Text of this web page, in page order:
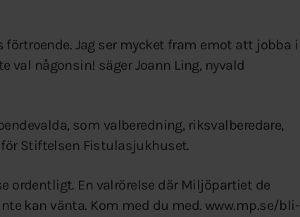
Jag ser mycket fram emot att jobba i
någonsin! säger Joann Ling, nyvald
som valberedning, riksvalberedare,
Stiftelsen Fistulasjukhuset.
ordentligt. En valrörelse där Miljöpartiet de
kan vänta. Kom med du med. www.mp.se/bli-